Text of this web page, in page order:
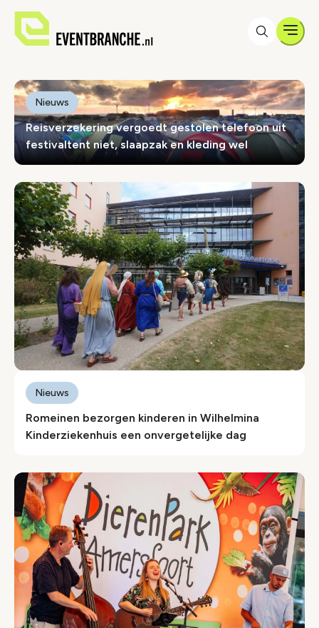
Eventbranche.nl
Eventbranche.nl
Reisverzekering vergoedt gestolen telefoon uit
festivaltent niet, slaapzak en kleding wel
Nieuws
Romeinen bezorgen kinderen in Wilhelmina
Kinderziekenhuis een onvergetelijke dag
Nieuws